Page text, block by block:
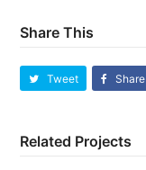
Share This
Tweet Share
Related Projects